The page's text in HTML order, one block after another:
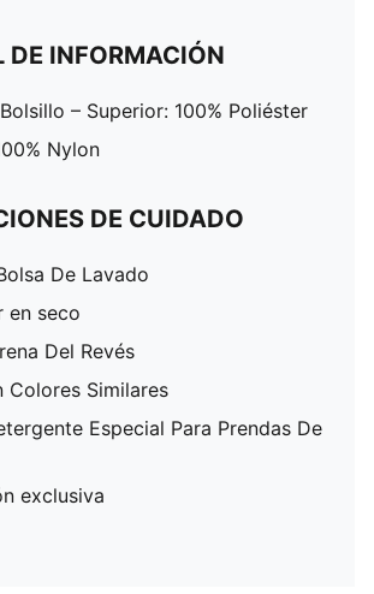
DE INFORMACIÓN
– Superior: 100% Poliéster
Nylon
DE CUIDADO
De Lavado
en seco
Del Revés
Colores Similares
Especial Para Prendas De
exclusiva